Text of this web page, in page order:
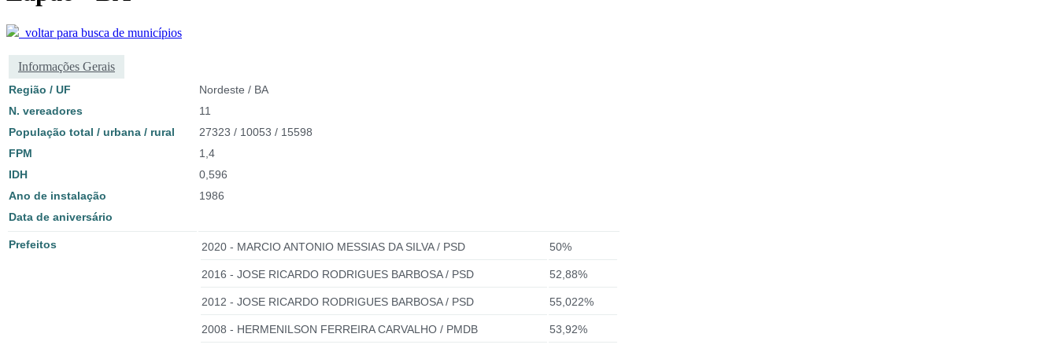
voltar para busca de municípios
Informações Gerais
Região / UF
Nordeste / BA
N. vereadores
11
População total / urbana / rural
27323 / 10053 / 15598
FPM
1,4
IDH
0,596
Ano de instalação
1986
Data de aniversário
Prefeitos 2020 - MARCIO ANTONIO MESSIAS DA SILVA / PSD 50%
2016 - JOSE RICARDO RODRIGUES BARBOSA / PSD 52,88%
2012 - JOSE RICARDO RODRIGUES BARBOSA / PSD 55,022%
2008 - HERMENILSON FERREIRA CARVALHO / PMDB 53,92%